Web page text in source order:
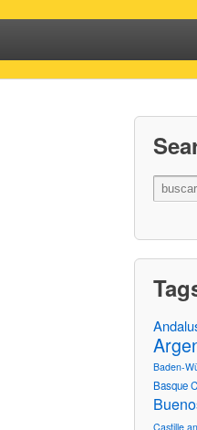
Baden-
Basque
Castille